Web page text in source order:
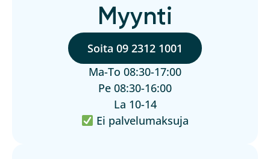
Myynti
Soita 09 2312 1001
Ma-To 08:30-17:00
Pe 08:30-16:00
La 10-14
Ei palvelumaksuja